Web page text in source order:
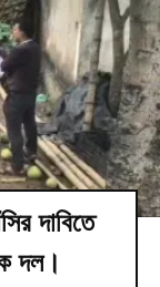
দাবিতে
দল।